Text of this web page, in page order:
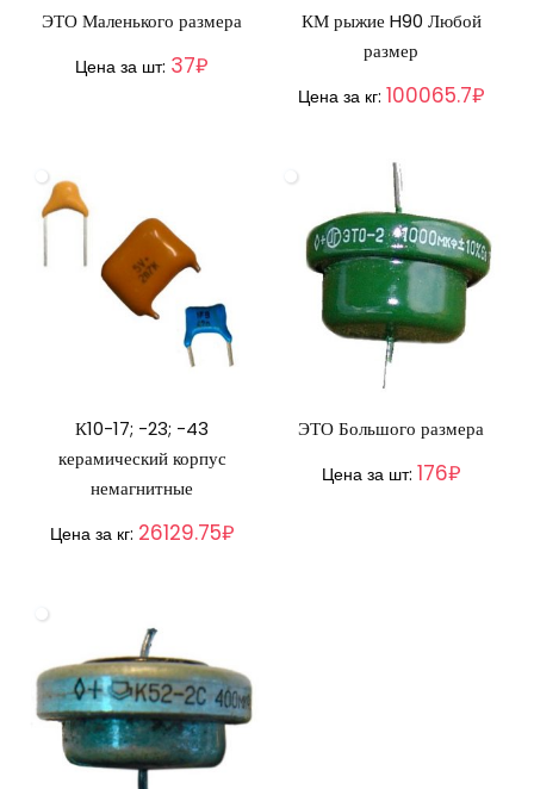
ЭТО Маленького размера
Цена за шт: 37₽
КМ рыжие H90 Любой
размер
Цена за кг: 100065.7₽
К10-17; -23; -43
керамический корпус
немагнитные
Цена за кг: 26129.75₽
ЭТО Большого размера
Цена за шт: 176₽